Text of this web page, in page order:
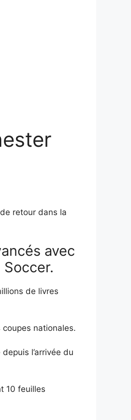
retour dans la
avec
de livres
nationales.
l’arrivée du
10 feuilles